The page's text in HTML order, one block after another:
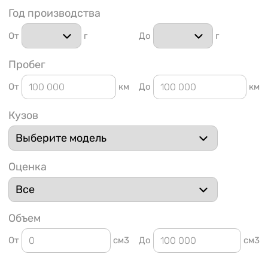
91
Год производства
От г До г
Пробег
От км До км
Кузов
Оценка
Объем
От см3 До см3